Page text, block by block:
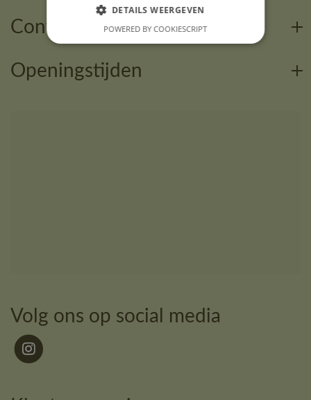
Contact
Openingstijden
Volg ons op social media
DETAILS WEERGEVEN
POWERED BY COOKIESCRIPT